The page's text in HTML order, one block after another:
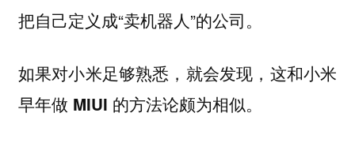
把自己定义成“卖机器人”的公司。
如果对小米足够熟悉，就会发现，这和小米
早年做 MIUI 的方法论颇为相似。